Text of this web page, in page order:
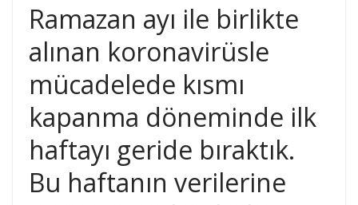
Ramazan ayı ile birlikte
alınan koronavirüsle
mücadelede kısmı
kapanma döneminde ilk
haftayı geride bıraktık.
Bu haftanın verilerine